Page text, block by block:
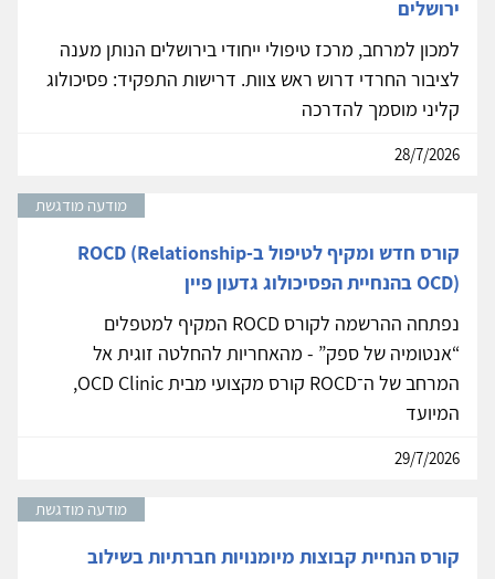
ירושלים
למכון למרחב, מרכז טיפולי ייחודי בירושלים הנותן מענה
לציבור החרדי דרוש ראש צוות. דרישות התפקיד: פסיכולוג
קליני מוסמך להדרכה
28/7/2026
מודעה מודגשת
קורס חדש ומקיף לטיפול ב-ROCD (Relationship
OCD) בהנחיית הפסיכולוג גדעון פיין
נפתחה ההרשמה לקורס ROCD המקיף למטפלים
“אנטומיה של ספק” - מהאחריות להחלטה זוגית אל
המרחב של ה־ROCD קורס מקצועי מבית OCD Clinic,
המיועד
29/7/2026
מודעה מודגשת
קורס הנחיית קבוצות מיומנויות חברתיות בשילוב